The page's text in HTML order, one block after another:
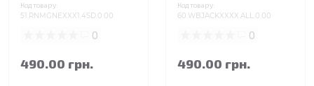
Код товару:
51.RNMGNEXXX1.4SD.0.00
0
490.00 грн.
Код товару:
60.WBJACKXXXX.ALL.0.00
0
490.00 грн.